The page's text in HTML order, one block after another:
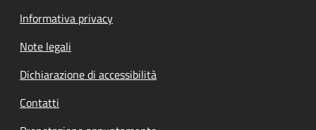
Informativa privacy
Note legali
Dichiarazione di accessibilità
Contatti